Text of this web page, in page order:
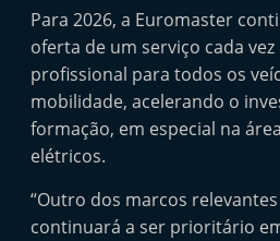
ó
v
e
l
e
P
o
Para 2026, a Euromaster
oferta de um serviço cada
profissional para todos os
mobilidade, acelerando o
formação, em especial na
elétricos.
“Outro dos marcos
continuará a ser prioritário